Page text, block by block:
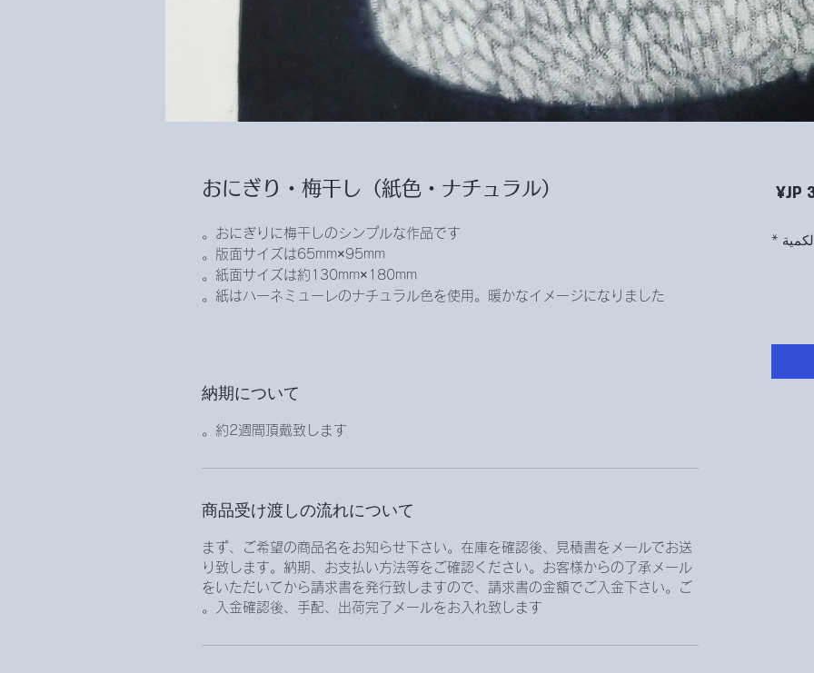
おにぎり・梅干し（紙色・ナチュラル）
おにぎりに梅干しのシンプルな作品です。
版面サイズは65mm×95mm。
紙面サイズは約130mm×180mm。
紙はハーネミューレのナチュラル色を使用。暖かなイメージになりました。
納期について
約2週間頂戴致します。
商品受け渡しの流れについて
まず、ご希望の商品名をお知らせ下さい。在庫を確認後、見積書をメールでお送
り致します。納期、お支払い方法等をご確認ください。お客様からの了承メール
をいただいてから請求書を発行致しますので、請求書の金額でご入金下さい。ご
入金確認後、手配、出荷完了メールをお入れ致します。
السعر
الكمية *